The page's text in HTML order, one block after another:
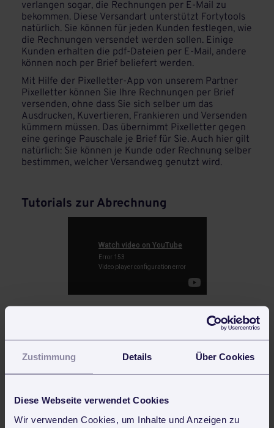
Zustimmung Details Über Cookies
Diese Webseite verwendet Cookies
Wir verwenden Cookies, um Inhalte und Anzeigen zu
verlangen sogar, die Rechnungen per E-Mail zu
bekommen. Diese Versandart unterstützt Fortytools
natürlich. Sie können für jeden Kunden festlegen, wie
die Rechnungen versendet werden sollen. Einige
Kunden erhalten die pdf-Dateien per E-Mail, andere
können noch per Brief beliefert werden.
Mit Hilfe der Pixelletter-App von unserem Partner
Pixelletter können Sie Ihre Rechnungen per Brief
versenden, ohne dass Sie sich selber um das
Ausdrucken, Kuvertieren, Frankieren und Versenden
kümmern müssen. Das übernimmt Pixelletter gegen
eine geringe Pauschale je Brief für Sie. Auch hier gilt
natürlich: Sie können je Kunde oder Rechnung selber
bestimmen, welcher Versandweg genutzt wird.
Tutorials zur Abrechnung